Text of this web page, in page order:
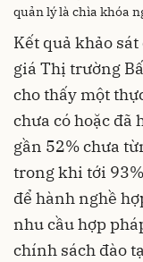
quản lý là chìa khóa
Kết quả khảo
giá Thị trường
cho thấy một
chưa có hoặc đã
gần 52% chưa
trong khi tới
để hành nghề
nhu cầu hợp
chính sách đào